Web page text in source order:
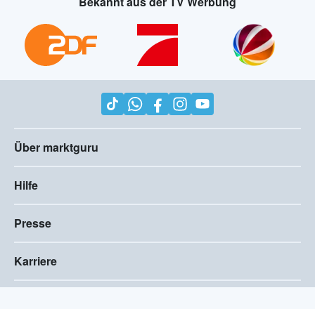
Über marktguru
Hilfe
Presse
Karriere